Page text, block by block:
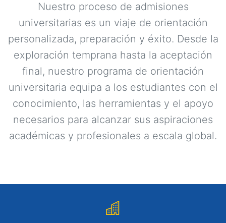
Nuestro proceso de admisiones
universitarias es un viaje de orientación
personalizada, preparación y éxito. Desde la
exploración temprana hasta la aceptación
final, nuestro programa de orientación
universitaria equipa a los estudiantes con el
conocimiento, las herramientas y el apoyo
necesarios para alcanzar sus aspiraciones
académicas y profesionales a escala global.